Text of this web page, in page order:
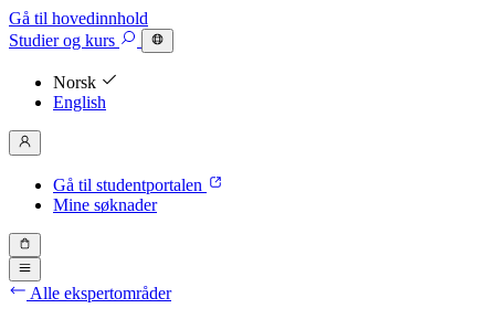
Gå til hovedinnhold
Studierog kurs
Norsk
English
Gå til studentportalen
Mine søknader
Alle ekspertområder